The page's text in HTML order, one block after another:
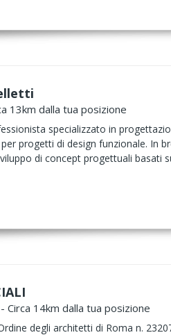
13km dalla tua posizione
specializzato in
progetti di design funzionale. In
di concept progettuali basati
Circa 14km dalla tua posizione
degli architetti di Roma n.